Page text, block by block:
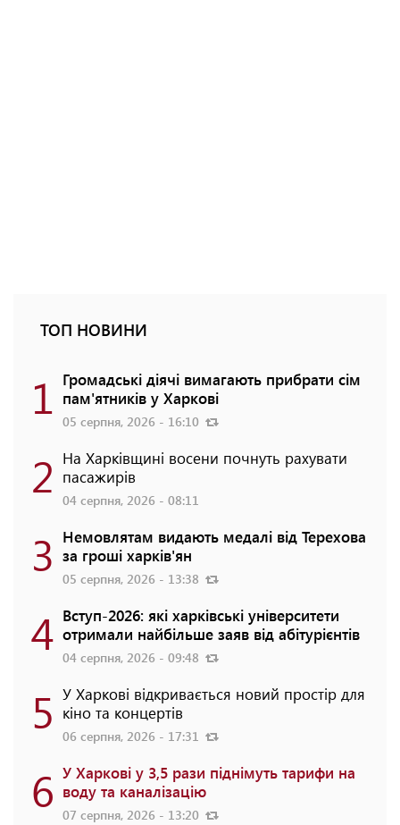
ТОП НОВИНИ
1 Громадські діячі вимагають прибрати сім
пам'ятників у Харкові
05 серпня, 2026 - 16:10
2 На Харківщині восени почнуть рахувати
пасажирів
04 серпня, 2026 - 08:11
3 Немовлятам видають медалі від Терехова
за гроші харків'ян
05 серпня, 2026 - 13:38
4 Вступ-2026: які харківські університети
отримали найбільше заяв від абітурієнтів
04 серпня, 2026 - 09:48
5 У Харкові відкривається новий простір для
кіно та концертів
06 серпня, 2026 - 17:31
6 У Харкові у 3,5 рази піднімуть тарифи на
воду та каналізацію
07 серпня, 2026 - 13:20